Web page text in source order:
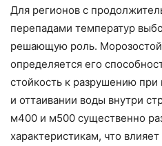
Для регионов с
перепадами температур
решающую роль.
определяется его
стойкость к разрушению
и оттаивании воды внутри
м400 и м500 существенно
характеристикам, что